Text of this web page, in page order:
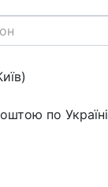
по Україні